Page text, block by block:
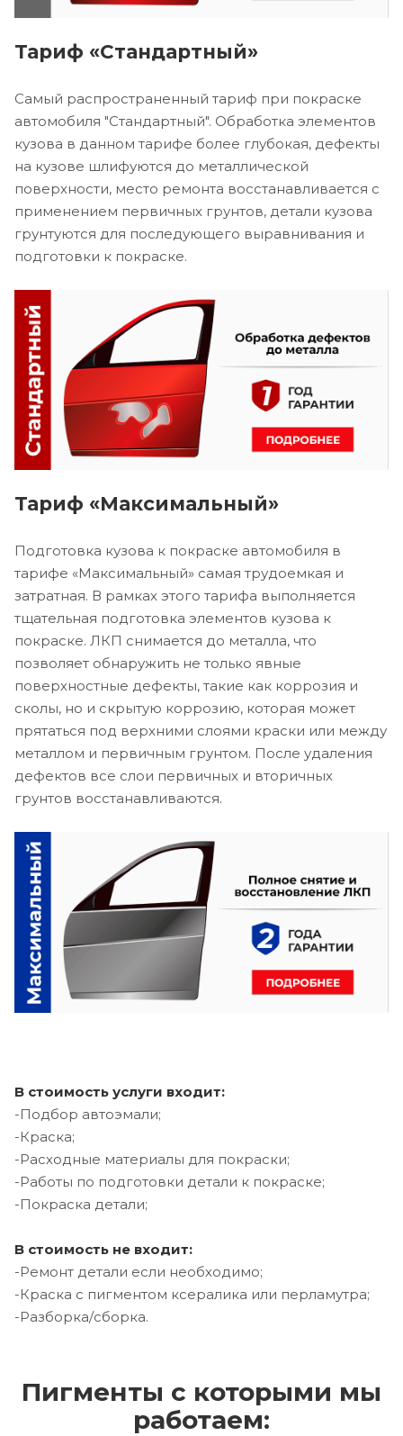
Тариф «Стандартный»
Самый распространенный тариф при покраске
автомобиля "Стандартный". Обработка элементов
кузова в данном тарифе более глубокая, дефекты
на кузове шлифуются до металлической
поверхности, место ремонта восстанавливается с
применением первичных грунтов, детали кузова
грунтуются для последующего выравнивания и
подготовки к покраске.
Тариф «Максимальный»
Подготовка кузова к покраске автомобиля в
тарифе «Максимальный» самая трудоемкая и
затратная. В рамках этого тарифа выполняется
тщательная подготовка элементов кузова к
покраске. ЛКП снимается до металла, что
позволяет обнаружить не только явные
поверхностные дефекты, такие как коррозия и
сколы, но и скрытую коррозию, которая может
прятаться под верхними слоями краски или между
металлом и первичным грунтом. После удаления
дефектов все слои первичных и вторичных
грунтов восстанавливаются.
В стоимость услуги входит:
-Подбор автоэмали;
-Краска;
-Расходные материалы для покраски;
-Работы по подготовки детали к покраске;
-Покраска детали;
В стоимость не входит:
-Ремонт детали если необходимо;
-Краска с пигментом ксералика или перламутра;
-Разборка/сборка.
Пигменты с которыми мы
работаем: